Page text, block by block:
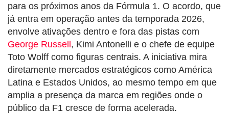
para os próximos anos da Fórmula 1. O acordo, que
já entra em operação antes da temporada 2026,
envolve ativações dentro e fora das pistas com
George Russell, Kimi Antonelli e o chefe de equipe
Toto Wolff como figuras centrais. A iniciativa mira
diretamente mercados estratégicos como América
Latina e Estados Unidos, ao mesmo tempo em que
amplia a presença da marca em regiões onde o
público da F1 cresce de forma acelerada.